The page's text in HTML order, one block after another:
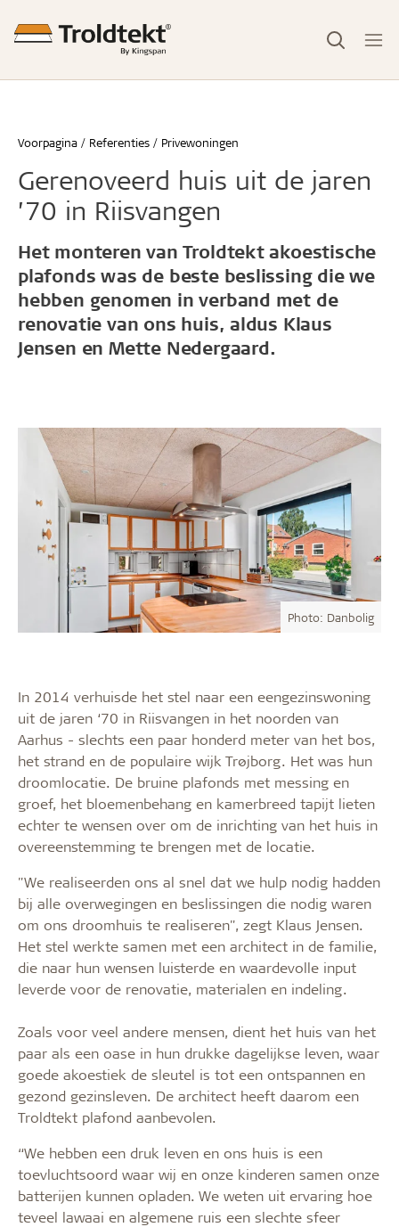
Voorpagina Referenties Privewoningen
Gerenoveerd huis uit de jaren
’70 in Riisvangen
Het monteren van Troldtekt akoestische
plafonds was de beste beslissing die we
hebben genomen in verband met de
renovatie van ons huis, aldus Klaus
Jensen en Mette Nedergaard.
Photo: Danbolig
In 2014 verhuisde het stel naar een eengezinswoning
uit de jaren ‘70 in Riisvangen in het noorden van
Aarhus - slechts een paar honderd meter van het bos,
het strand en de populaire wijk Trøjborg. Het was hun
droomlocatie. De bruine plafonds met messing en
groef, het bloemenbehang en kamerbreed tapijt lieten
echter te wensen over om de inrichting van het huis in
overeenstemming te brengen met de locatie.
"We realiseerden ons al snel dat we hulp nodig hadden
bij alle overwegingen en beslissingen die nodig waren
om ons droomhuis te realiseren", zegt Klaus Jensen.
Het stel werkte samen met een architect in de familie,
die naar hun wensen luisterde en waardevolle input
leverde voor de renovatie, materialen en indeling.
Zoals voor veel andere mensen, dient het huis van het
paar als een oase in hun drukke dagelijkse leven, waar
goede akoestiek de sleutel is tot een ontspannen en
gezond gezinsleven. De architect heeft daarom een
Troldtekt plafond aanbevolen.
“We hebben een druk leven en ons huis is een
toevluchtsoord waar wij en onze kinderen samen onze
batterijen kunnen opladen. We weten uit ervaring hoe
teveel lawaai en algemene ruis een slechte sfeer